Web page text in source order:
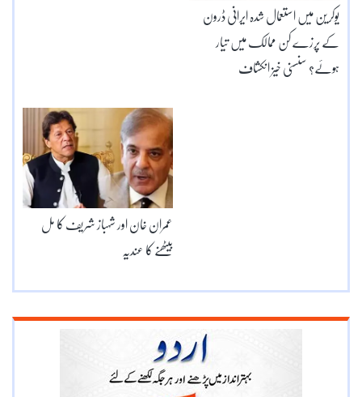
یوکرین میں استعمال شدہ ایرانی ڈرون
کے پرزے کن ممالک میں تیار
ہوئے؟ سنسنی خیز انکشاف
عمران خان اور شہباز شریف کا مل
بیٹھنے کا عندیہ